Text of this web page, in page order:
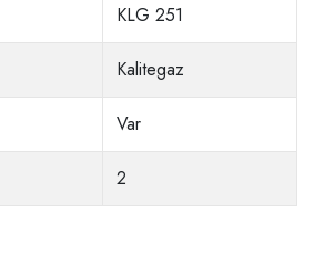
KLG 251
Kalitegaz
Var
2